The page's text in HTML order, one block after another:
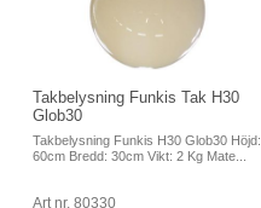
Takbelysning Funkis Tak H30
Glob30
Takbelysning Funkis H30 Glob30 Höjd:
60cm Bredd: 30cm Vikt: 2 Kg Mate...
Art nr. 80330